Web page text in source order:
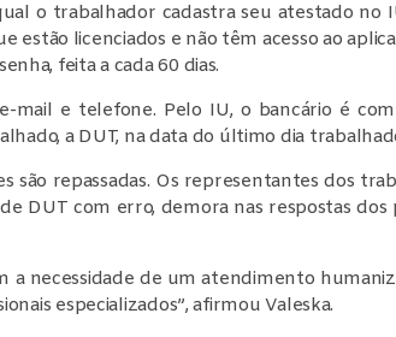
o trabalhador cadastra seu atestado no
licenciados e não têm acesso ao
feita a cada 60 dias.
e telefone. Pelo IU, o bancário é
a DUT, na data do último dia
são repassadas. Os representantes dos
DUT com erro, demora nas respostas
necessidade de um atendimento
especializados”, afirmou Valeska.